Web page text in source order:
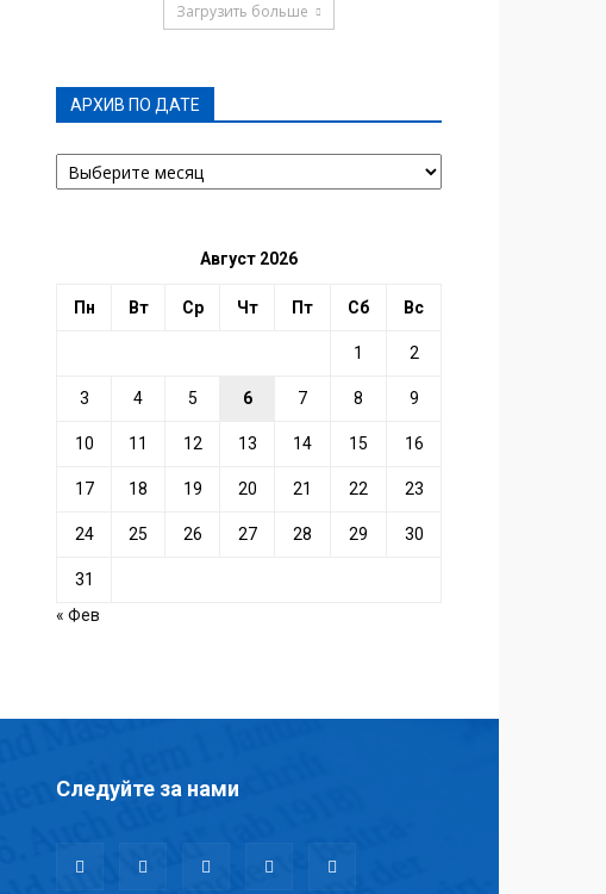
Загрузить больше
АРХИВ ПО ДАТЕ
АРХИВ
ПО
Август 2026
Пн Вт Ср Чт Пт Сб Вс
1 2
3 4 5 6 7 8 9
10 11 12 13 14 15 16
17 18 19 20 21 22 23
24 25 26 27 28 29 30
31
« Фев
Следуйте за нами